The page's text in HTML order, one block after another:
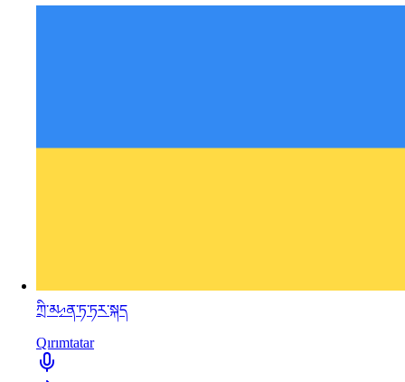
ཀྲི་མިއན་ཏ་ཏར་སྐད
Qırımtatar